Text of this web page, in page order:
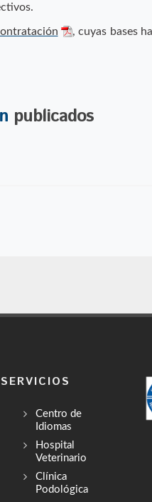
, cuyas bases
publicados
SERVICIOS
Centro de
Idiomas
Hospital
Veterinario
Clínica
Podológica